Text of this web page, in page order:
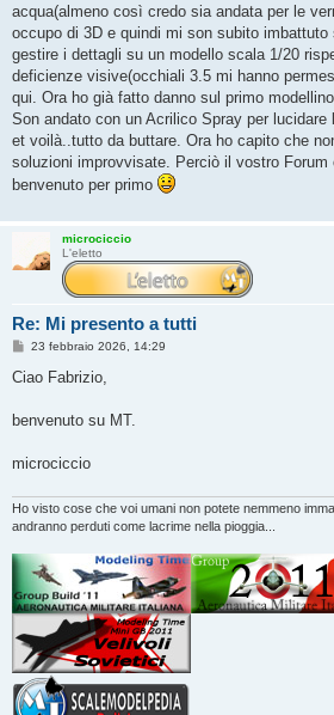
acqua(almeno così credo sia andata per le
occupo di 3D e quindi mi son subito
gestire i dettagli su un modello scala 1/20
deficienze visive(occhiali 3.5 mi hanno
qui. Ora ho già fatto danno sul primo
Son andato con un Acrilico Spray per lucidare
et voilà..tutto da buttare. Ora ho capito che
soluzioni improvvisate. Perciò il vostro Forum
benvenuto per primo
microciccio
L'eletto
Re: Mi presento a tutti
M
s
g
o
23 febbraio 2026, 14:29
Ciao Fabrizio,
benvenuto su MT.
microciccio
Ho visto cose che voi umani non potete nemmeno
andranno perduti come lacrime nella pioggia...